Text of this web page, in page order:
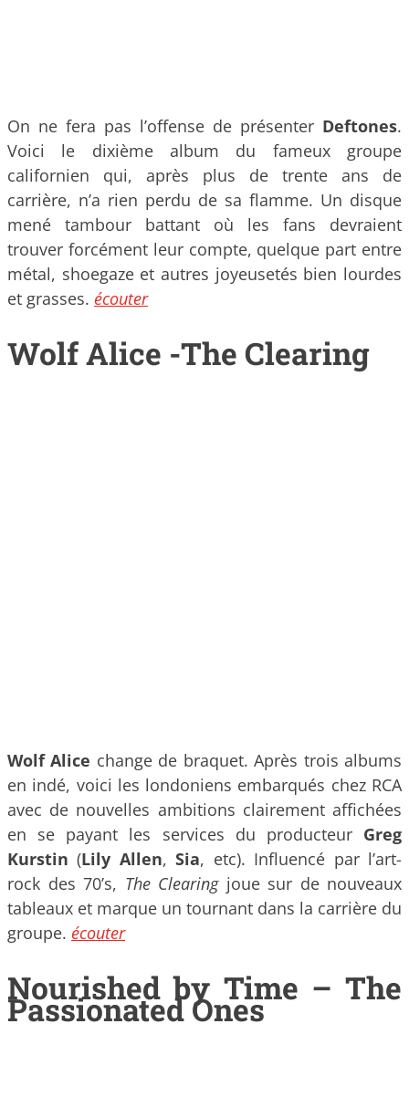
On ne fera pas l’offense de présenter Deftones.
Voici le dixième album du fameux groupe
californien qui, après plus de trente ans de
carrière, n’a rien perdu de sa flamme. Un disque
mené tambour battant où les fans devraient
trouver forcément leur compte, quelque part entre
métal, shoegaze et autres joyeusetés bien lourdes
et grasses. écouter
Wolf Alice -The Clearing
Wolf Alice change de braquet. Après trois albums
en indé, voici les londoniens embarqués chez RCA
avec de nouvelles ambitions clairement affichées
en se payant les services du producteur Greg
Kurstin (Lily Allen,Sia, etc). Influencé par l’art-
rock des 70’s, The Clearingjoue sur de nouveaux
tableaux et marque un tournant dans la carrière du
groupe. écouter
Nourished by Time – The
Passionated Ones